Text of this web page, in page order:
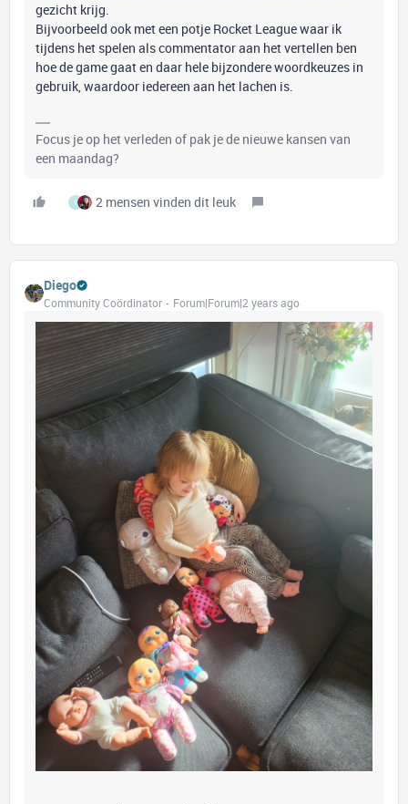
gezicht krijg.
Bijvoorbeeld ook met een potje Rocket League waar ik
tijdens het spelen als commentator aan het vertellen ben
hoe de game gaat en daar hele bijzondere woordkeuzes in
gebruik, waardoor iedereen aan het lachen is.
Focus je op het verleden of pak je de nieuwe kansen van
een maandag?
I 2 mensen vinden dit leuk
Diego
Community Coördinator Forum|Forum|2 years ago